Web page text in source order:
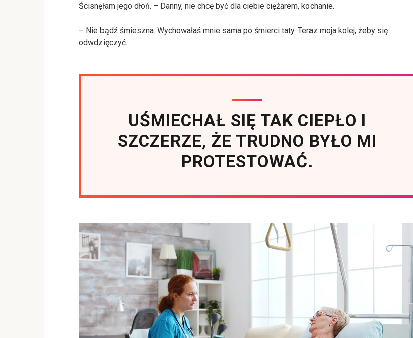
Ścisnęłam jego dłoń. – Danny, nie chcę być dla ciebie ciężarem, kochanie.
– Nie bądź śmieszna. Wychowałaś mnie sama po śmierci taty. Teraz moja kolej, żeby się
odwdzięczyć.
UŚMIECHAŁ SIĘ TAK CIEPŁO I
SZCZERZE, ŻE TRUDNO BYŁO MI
PROTESTOWAĆ.